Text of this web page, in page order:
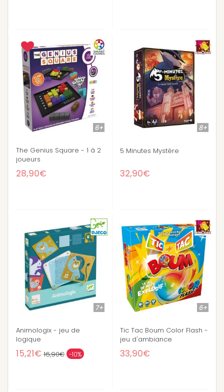
6+
The Genius Square - 1 à 2
joueurs
28,90€
8+
5 Minutes Mystère
32,90€
7+
Animologix - jeu de
logique
15,21€ 16,90€ -10%
6+
Tic Tac Boum Color Flash -
jeu d'ambiance
33,90€